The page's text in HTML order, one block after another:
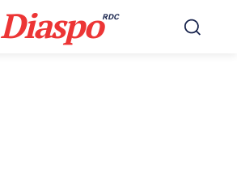
DiaspoRDC